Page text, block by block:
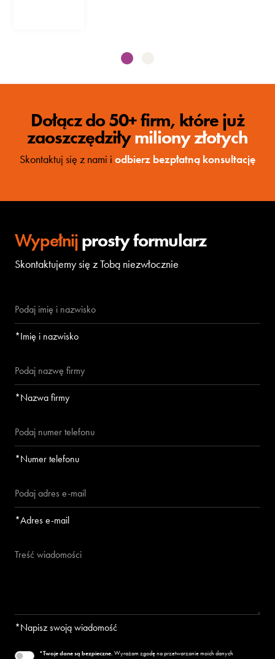
Dołącz do 50+ firm, które już
zaoszczędziłymiliony złotych
Skontaktuj się z nami i odbierz bezpłatną konsultację
Wypełnijprosty formularz
Skontaktujemy się z Tobą niezwłocznie
*Imię i nazwisko
*Nazwa firmy
*Numer telefonu
*Adres e-mail
*Napisz swoją wiadomość
*Twoje dane są bezpieczne. Wyrażam zgodę na przetwarzanie moich danych